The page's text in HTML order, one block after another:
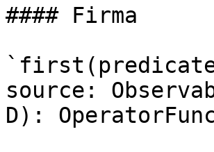
#### Firma
source:
D):